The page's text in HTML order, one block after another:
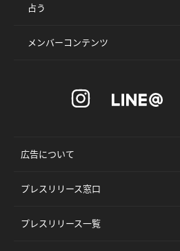
占う
メンバーコンテンツ
広告について
プレスリリース窓口
プレスリリース一覧